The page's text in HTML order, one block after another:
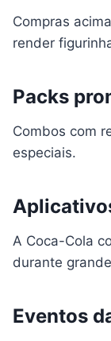
Compras
render
Packs
Combos com
especiais.
A Coca-Cola
durante
Eventos